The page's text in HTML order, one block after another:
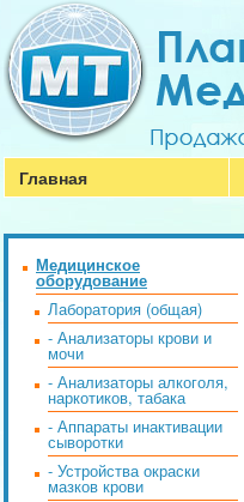
Главная
Медицинское
оборудование
Лаборатория (общая)
- Анализаторы крови и
мочи
- Анализаторы алкоголя,
наркотиков, табака
- Аппараты инактивации
сыворотки
- Устройства окраски
мазков крови